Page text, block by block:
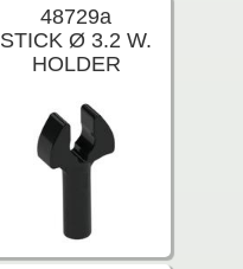
48729a
STICK Ø 3.2 W.
HOLDER